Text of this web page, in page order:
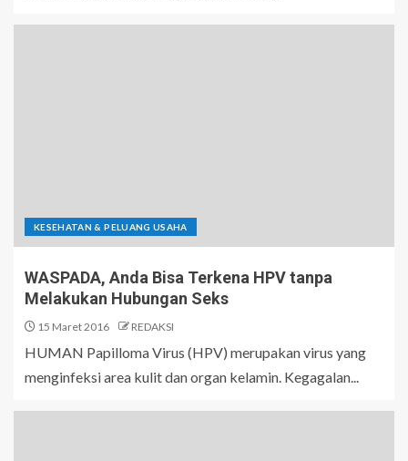
KESEHATAN & PELUANG USAHA
WASPADA, Anda Bisa Terkena HPV tanpa
Melakukan Hubungan Seks
15 Maret 2016 REDAKSI
HUMAN Papilloma Virus (HPV) merupakan virus yang
menginfeksi area kulit dan organ kelamin. Kegagalan...